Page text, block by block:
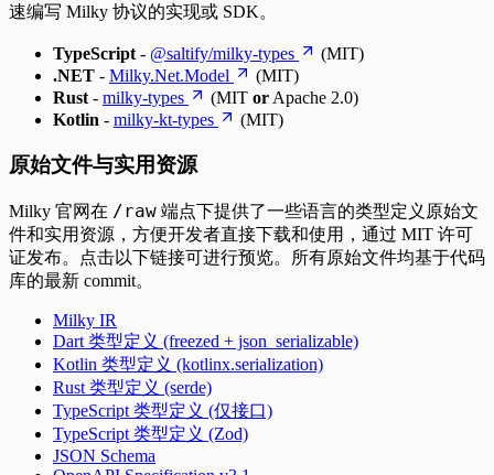
速编写 Milky 协议的实现或 SDK。
TypeScript - @saltify/milky-types
(MIT)
.NET - Milky.Net.Model
(MIT)
Rust - milky-types (MIT or Apache 2.0)
Kotlin - milky-kt-types (MIT)
原始文件与实用资源
Milky 官网在 /raw 端点下提供了一些语言的类型定义原始文
件和实用资源，方便开发者直接下载和使用，通过 MIT 许可
证发布。点击以下链接可进行预览。所有原始文件均基于代码
库的最新 commit。
Milky IR
Dart 类型定义 (freezed + json_serializable)
Kotlin 类型定义 (kotlinx.serialization)
Rust 类型定义 (serde)
TypeScript 类型定义 (仅接口)
TypeScript 类型定义 (Zod)
JSON Schema